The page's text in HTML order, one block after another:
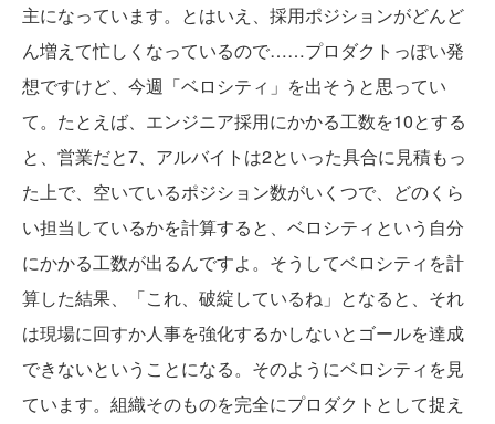
主になっています。とはいえ、採用ポジションがどんど
ん増えて忙しくなっているので……プロダクトっぽい発
想ですけど、今週「ベロシティ」を出そうと思ってい
て。たとえば、エンジニア採用にかかる工数を10とする
と、営業だと7、アルバイトは2といった具合に見積もっ
た上で、空いているポジション数がいくつで、どのくら
い担当しているかを計算すると、ベロシティという自分
にかかる工数が出るんですよ。そうしてベロシティを計
算した結果、「これ、破綻しているね」となると、それ
は現場に回すか人事を強化するかしないとゴールを達成
できないということになる。そのようにベロシティを見
ています。組織そのものを完全にプロダクトとして捉え